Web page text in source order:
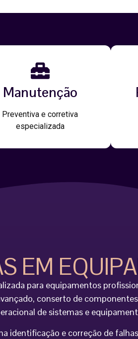
Manutenção
Preventiva e corretiva
especializada
EM
para equipamentos
conserto de
de sistemas e
identificação e correção de